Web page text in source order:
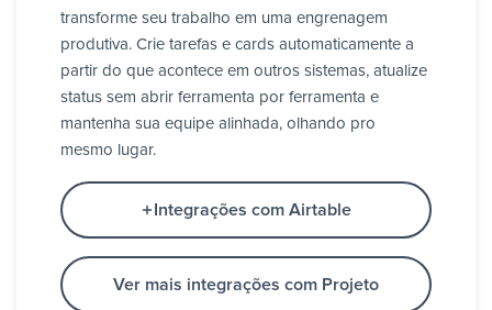
transforme seu trabalho em uma engrenagem
produtiva. Crie tarefas e cards automaticamente a
partir do que acontece em outros sistemas, atualize
status sem abrir ferramenta por ferramenta e
mantenha sua equipe alinhada, olhando pro
mesmo lugar.
Integrações com Airtable
Ver mais integrações com Projeto